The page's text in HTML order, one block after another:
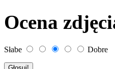
Ocena
Słabe Dobre